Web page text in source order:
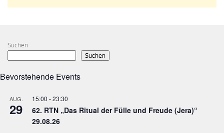
Suchen
Suchen
Bevorstehende Events
AUG.
29
15:00 -23:30
62. RTN „Das Ritual der Fülle und Freude (Jera)“
29.08.26